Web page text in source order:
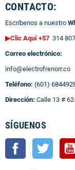
CONTACTO:
Escríbenos a nuestro
▶Clic Aquí +57 314
Correo electrónico:
info@electrofrenorr.co
Teléfono: (601)
Dirección: Calle 13 #
SÍGUENOS
Facebook Twitter